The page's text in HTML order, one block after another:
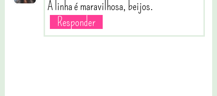
A linha é maravilhosa, beijos.
Responder